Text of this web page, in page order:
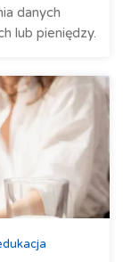
danych
lub pieniędzy.